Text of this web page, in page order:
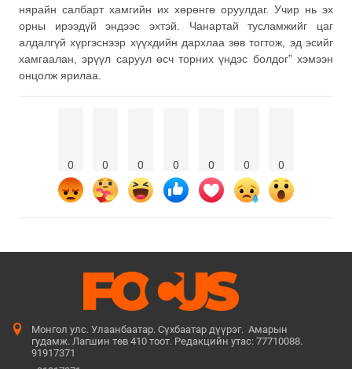
нярайн салбарт хамгийн их хөрөнгө оруулдаг. Учир нь эх
орны ирээдүй эндээс эхтэй. Чанартай тусламжийг цаг
алдалгүй хүргэснээр хүүхдийн дархлаа зөв тогтож, эд эсийг
хамгаалан, эрүүл саруул өсч торних үндэс болдог” хэмээн
онцолж ярилаа.
0 0 0 0 0 0 0
Монгол улс. Улаанбаатар. Сүхбаатар дүүрэг. Амарын
гудамж. Лагшин төв 410 тоот. Редакцийн утас: 77710088.
91917371